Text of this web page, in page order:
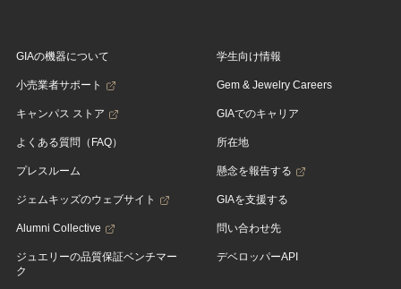
GIAの機器について
小売業者サポート
キャンパス ストア
よくある質問（FAQ）
プレスルーム
ジェムキッズのウェブサイト
Alumni Collective
ジュエリーの品質保証ベンチマー
ク
学生向け情報
Gem & Jewelry Careers
GIAでのキャリア
所在地
懸念を報告する
GIAを支援する
問い合わせ先
デベロッパーAPI